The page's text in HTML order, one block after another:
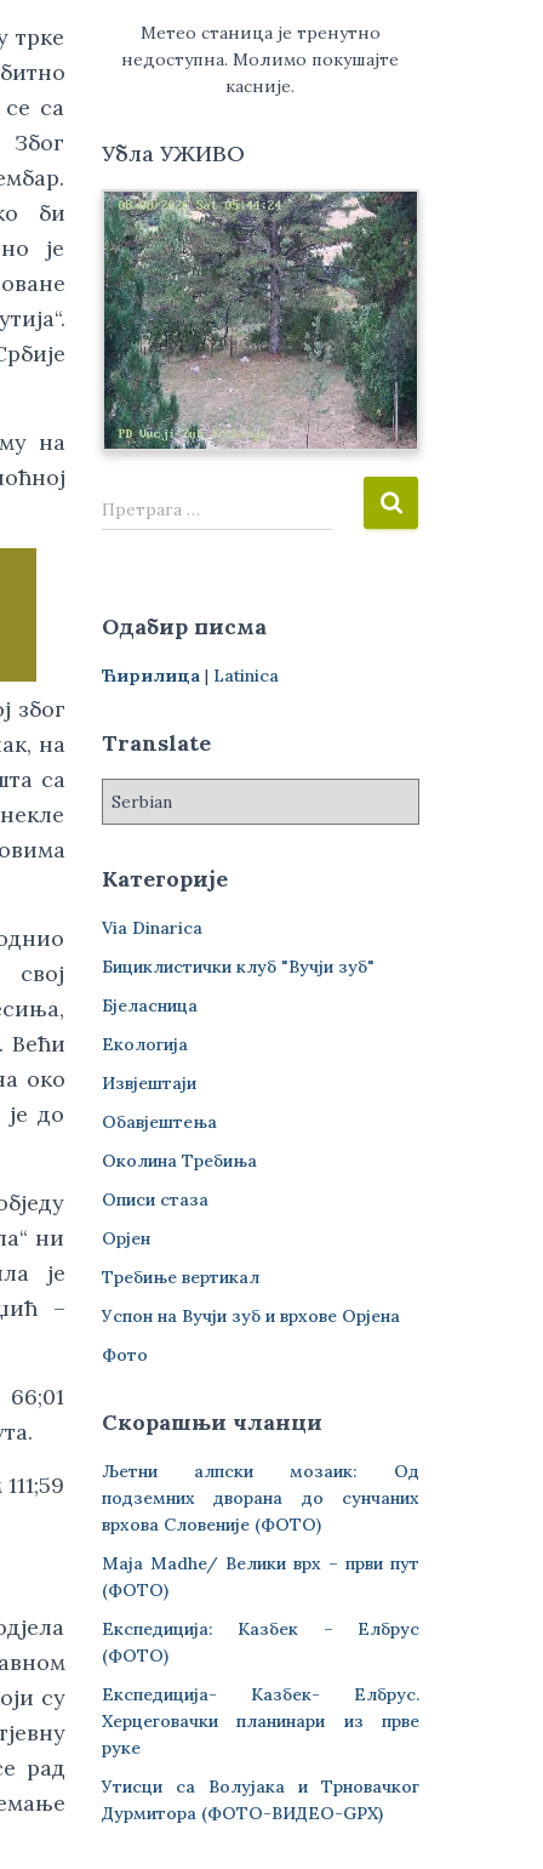
трке
са
Због
би
је
на
због
на
са
Већи
око
до
ни
је
–
66;01
су
рад
Метео станица је тренутно
недоступна. Молимо покушајте
касније.
Убла УЖИВО
П
р
а
а
а
Претрага …
Одабир писма
Ћирилица | Latinica
Translate
Категорије
Via Dinarica
Бициклистички клуб "Вучји зуб"
Бјеласница
Екологија
Извјештаји
Обавјештења
Околина Требиња
Описи стаза
Орјен
Требиње вертикал
Успон на Вучји зуб и врхове Орјена
Фото
Скорашњи чланци
Љетни алпски мозаик: Од
подземних дворана до сунчаних
врхова Словеније (ФОТО)
Maja Madhe/ Велики врх – први пут
(ФОТО)
Експедиција: Казбек – Елбрус
(ФОТО)
Експедиција- Казбек- Елбрус.
Херцеговачки планинари из прве
руке
Утисци са Волујака и Трновачког
Дурмитора (ФОТО-ВИДЕО-GPX)